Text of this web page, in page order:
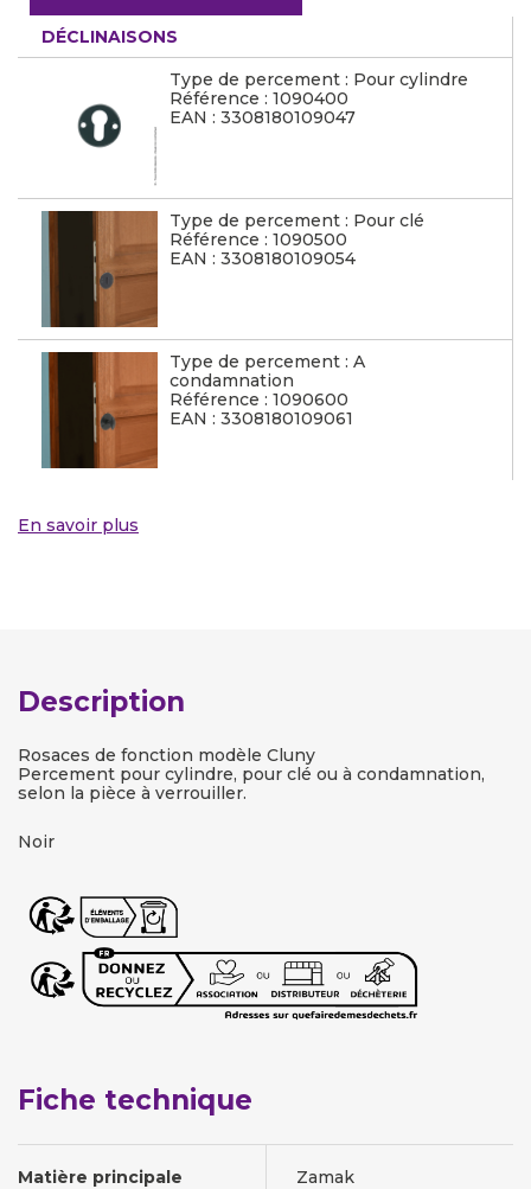
DÉCLINAISONS
Type de percement : Pour cylindre
Référence : 1090400
EAN : 3308180109047
Type de percement : Pour clé
Référence : 1090500
EAN : 3308180109054
Type de percement : A
condamnation
Référence : 1090600
EAN : 3308180109061
En savoir plus
Description
Rosaces de fonction modèle Cluny
Percement pour cylindre, pour clé ou à condamnation,
selon la pièce à verrouiller.
Noir
Fiche technique
Matière principale Zamak